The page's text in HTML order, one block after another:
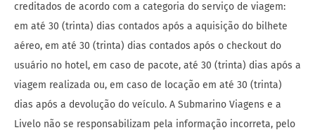
creditados de acordo com a categoria do serviço de viagem:
em até 30 (trinta) dias contados após a aquisição do bilhete
aéreo, em até 30 (trinta) dias contados após o checkout do
usuário no hotel, em caso de pacote, até 30 (trinta) dias após a
viagem realizada ou, em caso de locação em até 30 (trinta)
dias após a devolução do veículo. A Submarino Viagens e a
Livelo não se responsabilizam pela informação incorreta, pelo